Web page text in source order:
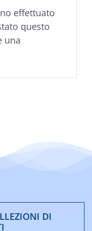
effettuato
questo
una
DI